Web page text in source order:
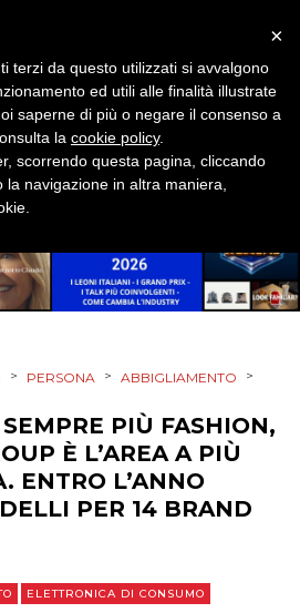
> PERSONA > ABBIGLIAMENTO >
PIÙ FASHION,
È L’AREA A PIÙ
ENTRO L’ANNO
PER 14 BRAND
ELETTRONICA DI CONSUMO
×
terzi da questo utilizzati si avvalgono
ed utili alle finalità illustrate
saperne di più o negare il consenso a
la cookie policy.
scorrendo questa pagina, cliccando
navigazione in altra maniera,